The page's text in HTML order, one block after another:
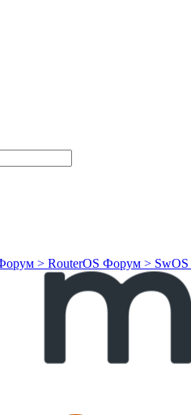
> RouterOS Форум > SwOS